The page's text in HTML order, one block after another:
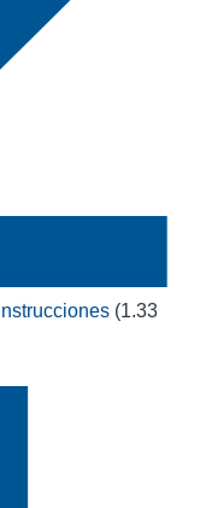
(1.33